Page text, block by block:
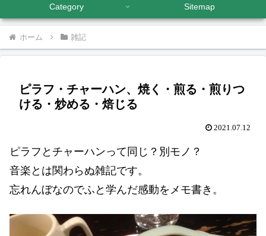
Category Sitemap
ホーム 雑記
ピラフ・チャーハン、焼く・煎る・煎りつ
ける・炒める・焙じる
2021.07.12
ピラフとチャーハンって同じ？別モノ？
音楽とは関わらぬ雑記です。
忘れんぼなのでふと学んだ感動をメモ書き。